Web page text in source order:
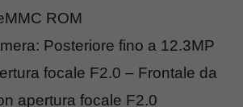
ROM
Posteriore fino a 12.3MP
focale F2.0 – Frontale da
apertura focale F2.0